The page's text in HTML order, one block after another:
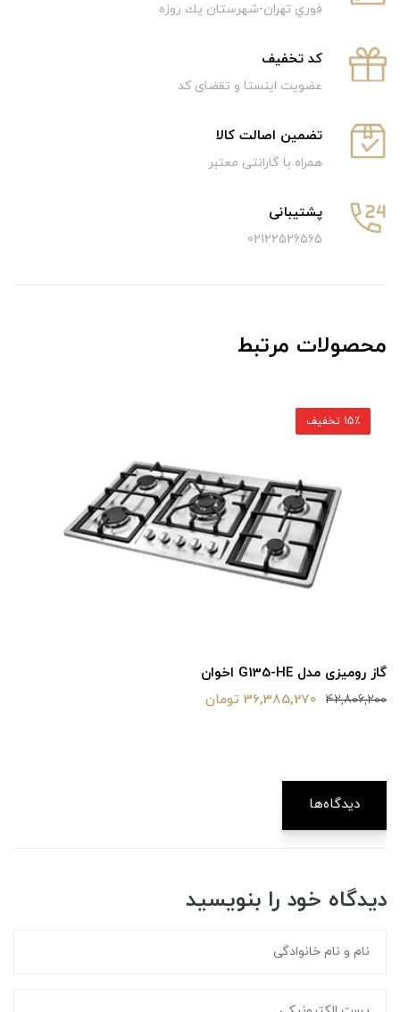
فوري تهران-شهرستان يك روزه
كد تخفيف
عضویت اینستا و تقضای کد
تضمین اصالت کالا
همراه با گارانتی معتبر
پشتیبانی
02122526565
محصولات مرتبط
گاز رومیزی مدل G135-HE اخوان
42,806,200 36,385,270 تومان
15٪ تخفیف
دیدگاه‌ها
دیدگاه خود را بنویسید